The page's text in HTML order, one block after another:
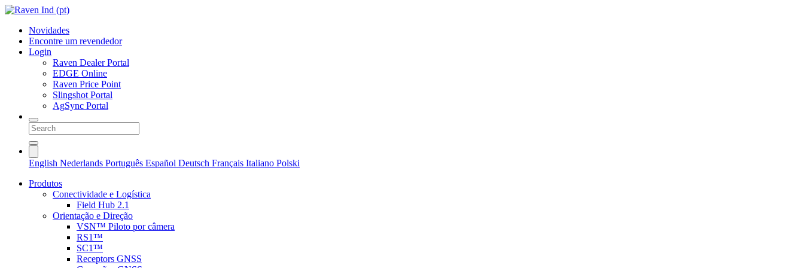
Novidades
Encontre um revendedor
Login
Raven Dealer Portal
EDGE Online
Raven Price Point
Slingshot Portal
AgSync Portal
English Nederlands Português Español Deutsch Français Italiano Polski
Produtos
Conectividade e Logística
Field Hub 2.1
Orientação e Direção
VSN™ Piloto por câmera
RS1™
SC1™
Receptors GNSS